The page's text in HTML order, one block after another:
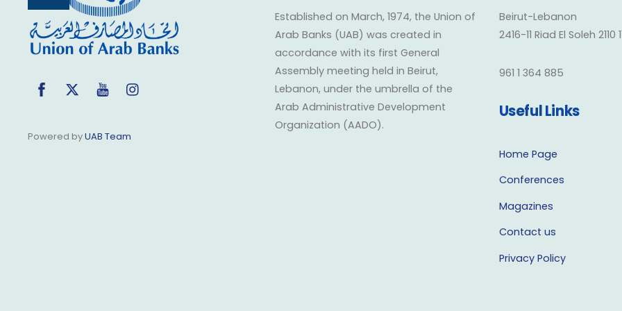
Top
FacebookTwitter YouTube
Powered byUAB Team
Established on March, 1974, the Union of
Arab Banks (UAB) was created in
accordance with its first General
Assembly meeting held in Beirut,
Lebanon, under the umbrella of the
Arab Administrative Development
Organization (AADO).
Beirut-Lebanon
2416-11 Riad El Soleh 2110
961 1 364 885
Useful Links
Home Page
Conferences
Magazines
Contact us
Privacy Policy